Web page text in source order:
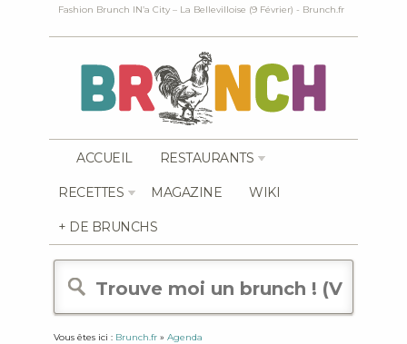
Fashion Brunch IN’a City – La Bellevilloise (9 Février) - Brunch.fr
ACCUEIL RESTAURANTS
RECETTES MAGAZINE WIKI
+ DE BRUNCHS
Vous êtes ici : Brunch.fr » Agenda